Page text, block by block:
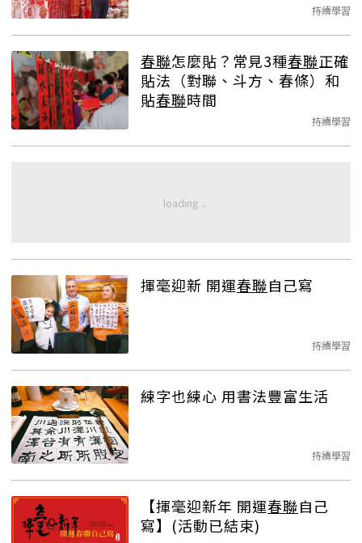
持續學習
春聯怎麼貼？常見3種春聯正確
貼法（對聯、斗方、春條）和
貼春聯時間
持續學習
揮毫迎新 開運春聯自己寫
持續學習
練字也練心 用書法豐富生活
持續學習
【揮毫迎新年 開運春聯自己
寫】(活動已結束)